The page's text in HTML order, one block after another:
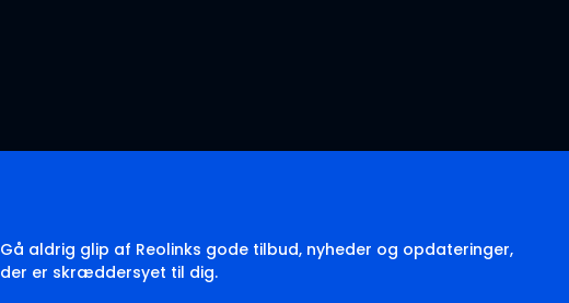
Gå aldrig glip af Reolinks gode tilbud, nyheder og opdateringer,
der er skræddersyet til dig.